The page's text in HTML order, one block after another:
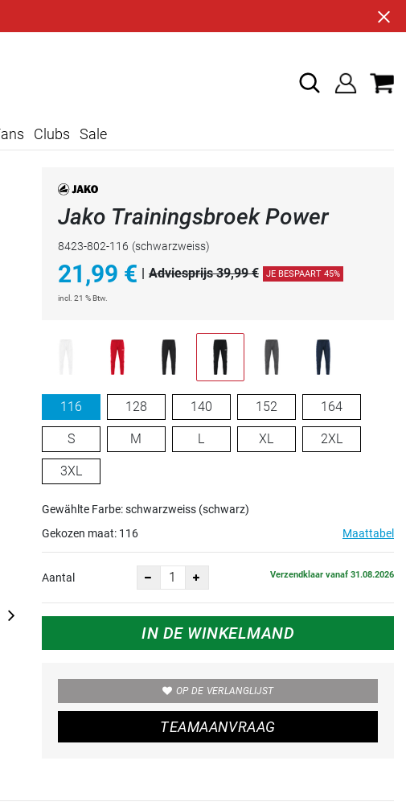
Clubs Sale
Jako Trainingsbroek Power
8423-802-116 (schwarzweiss)
21,99 € | Adviesprijs 39,99 € JE BESPAART 45%
incl. 21 % Btw.
116 128 140 152 164
S M L XL 2XL
3XL
Gewählte Farbe: schwarzweiss (schwarz)
Gekozen maat: 116 Maattabel
Aantal Verzendklaar vanaf 31.08.2026
IN DE WINKELMAND
OP DE VERLANGLIJST
TEAMAANVRAAG